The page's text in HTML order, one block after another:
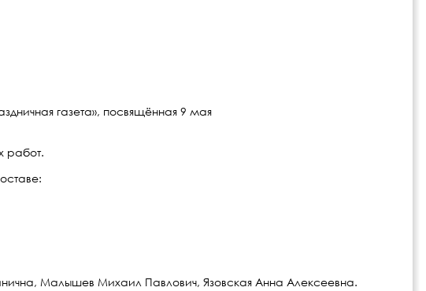
газета», посвящённая 9 мая
работ.
Малышев Михаил Павлович, Язовская Анна Алексеевна.